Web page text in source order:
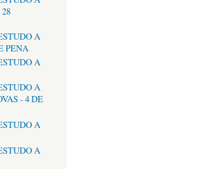
A
PENA
A
A
- 4 DE
A
A